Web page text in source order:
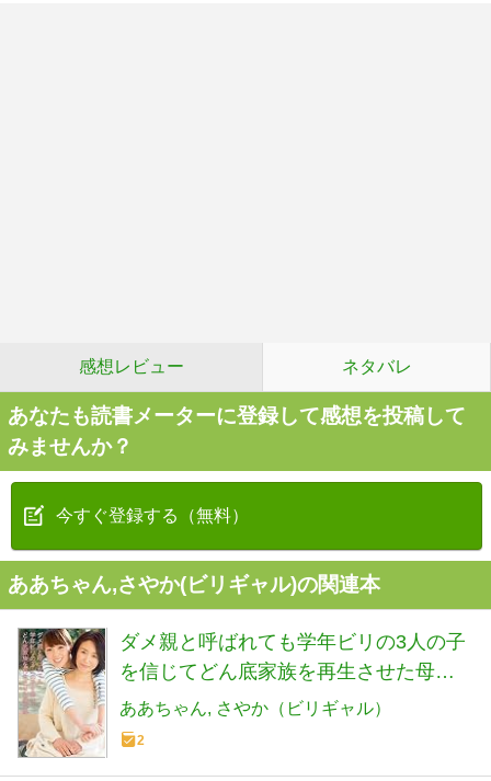
感想レビュー ネタバレ
あなたも読書メーターに登録して感想を投稿して
みませんか？
今すぐ登録する（無料）
ああちゃん,さやか(ビリギャル)の関連本
ダメ親と呼ばれても学年ビリの3人の子
を信じてどん底家族を再生させた母の
話
ああちゃん さやか（ビリギャル）
2